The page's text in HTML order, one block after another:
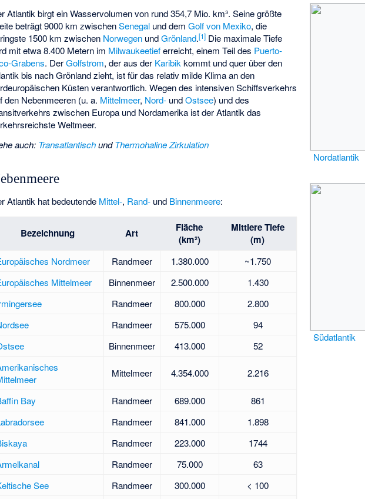
Nordatlantik
Südatlantik
Atlantik birgt ein Wasservolumen von rund 354,7 Mio. km³. Seine größte
beträgt 9000 km zwischenSenegal und demGolf von Mexiko, die
1500 km zwischen Norwegen undGrönland.[1] Die maximale Tiefe
mit etwa 8.400 Metern im Milwaukeetieferreicht, einem Teil des Puerto-
Grabens. DerGolfstrom, der aus der Karibikkommt und quer über den
bis nach Grönland zieht, ist für das relativ milde Klima an den
Küsten verantwortlich. Wegen des intensiven Schiffsverkehrs
den Nebenmeeren (u. a. Mittelmeer, Nord- undOstsee) und des
zwischen Europa und Nordamerika ist der Atlantik das
Weltmeer.
auch: TransatlantischundThermohaline Zirkulation
Atlantik hat bedeutende Mittel-, Rand- und Binnenmeere:
Bezeichnung Art
Fläche
(km²)
Mittlere Tiefe
(m)
Nordmeer Randmeer 1.380.000
~1.750
Mittelmeer
Binnenmeer 2.500.000
1.430
Randmeer 800.000
2.800
Randmeer 575.000
94
Binnenmeer 413.000
52
Mittelmeer 4.354.000 2.216
Bay Randmeer 689.000
861
Randmeer 841.000
1.898
Randmeer 223.000
1744
Randmeer 75.000
63
See
Randmeer 300.000
< 100